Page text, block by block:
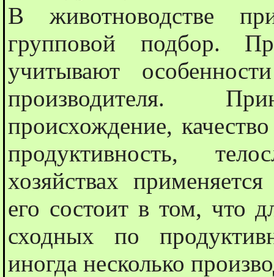
В животноводстве
групповой подбор.
учитывают
производителя.
происхождение,
продуктивность,
хозяйствах
его состоит в том, что
сходных по
иногда несколько